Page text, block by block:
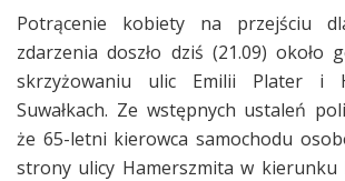
Potrącenie kobiety na przejściu
zdarzenia doszło dziś (21.09) około
skrzyżowaniu ulic Emilii Plater i
Suwałkach. Ze wstępnych ustaleń
że 65-letni kierowca samochodu
strony ulicy Hamerszmita w kierunku